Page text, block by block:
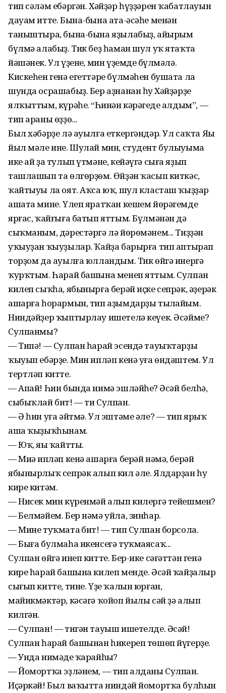
тип сәләм ебәргән. Хәйҙәр һүҙҙәрен ҡабатлауын
дауам итте. Бына-бына ата-әсәһе менән
таныштыра, бына-бына яҙылабыҙ, айырым
бүлмә алабыҙ. Тик беҙ һаман шул уҡ ятаҡта
йәшәнек. Ул үҙенең, мин үҙемдең бүлмәлә.
Кискеһен генә егеттәре бүлмәһен бушата ла
шунда осрашабыҙ. Бер аҙнанан һуң Хәйҙәрҙе
ялҡыттым, күрәһең. “Һинән кәрәгеңде алдым”, —
тип араны өҙҙө...
Был хәбәрҙе лә ауылға еткергәндәр. Ул саҡта Яңы
йыл мәле ине. Шулай мин, студент булыуыма
ике ай ҙа тулып үтмәне, кейәүгә сыға яҙып
ташлашып та өлгөрҙөм. Өйҙән ҡасып киткәс,
ҡайтыуы ла оят. Аҡса юҡ, шул класташ ҡыҙҙар
ашата мине. Үлеп яратҡан кешем йөрәгемде
ярғас, ҡайғыға батып яттым. Бүлмәнән дә
сыҡманым, дәрестәргә лә йөрөмәнем... Тиҙҙән
уҡыуҙан ҡыуҙылар. Ҡайҙа барырға тип аптырап
торҙом да ауылға юлландым. Тик өйгә инергә
ҡурҡтым. Һарай башына менеп яттым. Сулпан
килеп сыҡһа, ябынырға берәй иҫке сепрәк, әҙерәк
ашарға һорармын, тип аҙымдарҙы тыңлайым.
Ниндәйҙер ҡыптырлау ишетелә кеүек. Әсәйме?
Сулпанмы?
— Типә! — Сулпан һарай эсендә тауыҡтарҙы
ҡыуып ебәрҙе. Мин ипләп кенә уға өндәштем. Ул
тертләп китте.
— Апай! Һин бында нимә эшләйһең? Әсәй белһә,
сыбыҡлай бит! — ти Сулпан.
— Ә һин уға әйтмә. Ул эштәме әле? — тип ярыҡ
аша ҡыҙыҡһынам.
— Юҡ, яңы ҡайтты.
— Миңә ипләп кенә ашарға берәй нәмә, берәй
ябынырлыҡ сепрәк алып кил әле. Ялдарҙан һуң
кире китәм.
— Нисек мин күренмәй алып килергә тейешмен?
— Белмәйем. Бер нәмә уйла, зинһар.
— Мине туҡматаң бит! — тип Сулпан борсола.
— Быға булмаһа икенсегә туҡмаясаҡ...
Сулпан өйгә инеп китте. Бер-ике сәғәттән генә
кире һарай башына килеп менде. Әсәй ҡайҙалыр
сығып китте, тине. Үҙе ҡалын юрған,
майикмәктәр, кәсәгә ҡойоп йылы сәй ҙә алып
килгән.
— Сулпан! — тигән тауыш ишетелде. Әсәй!
Сулпан һарай башынан һикереп төшөп йүгерҙе.
— Унда нимәңде ҡарайһың?
— Йомортҡа эҙләнем, — тип алданы Сулпан.
Иҫәркәй! Был ваҡытта ниндәй йомортҡа булһын